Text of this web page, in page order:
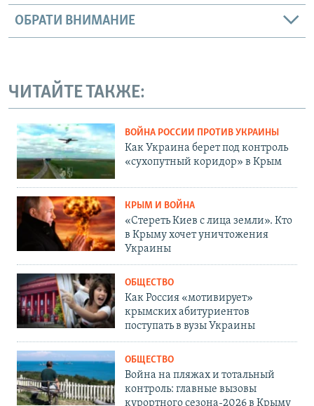
ОБРАТИ ВНИМАНИЕ
ЧИТАЙТЕ ТАКЖЕ:
ВОЙНА РОССИИ ПРОТИВ УКРАИНЫ
Как Украина берет под контроль
«сухопутный коридор» в Крым
КРЫМ И ВОЙНА
«Стереть Киев с лица земли». Кто
в Крыму хочет уничтожения
Украины
ОБЩЕСТВО
Как Россия «мотивирует»
крымских абитуриентов
поступать в вузы Украины
ОБЩЕСТВО
Война на пляжах и тотальный
контроль: главные вызовы
курортного сезона-2026 в Крыму